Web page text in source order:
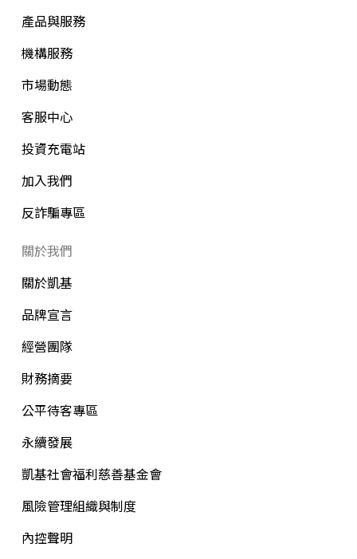
產品與服務
機構服務
市場動態
客服中心
投資充電站
加入我們
反詐騙專區
關於我們
關於凱基
品牌宣言
經營團隊
財務摘要
公平待客專區
永續發展
凱基社會福利慈善基金會
風險管理組織與制度
內控聲明